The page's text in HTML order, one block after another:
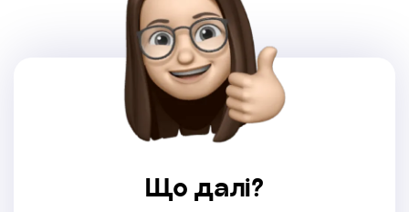
Що далі?